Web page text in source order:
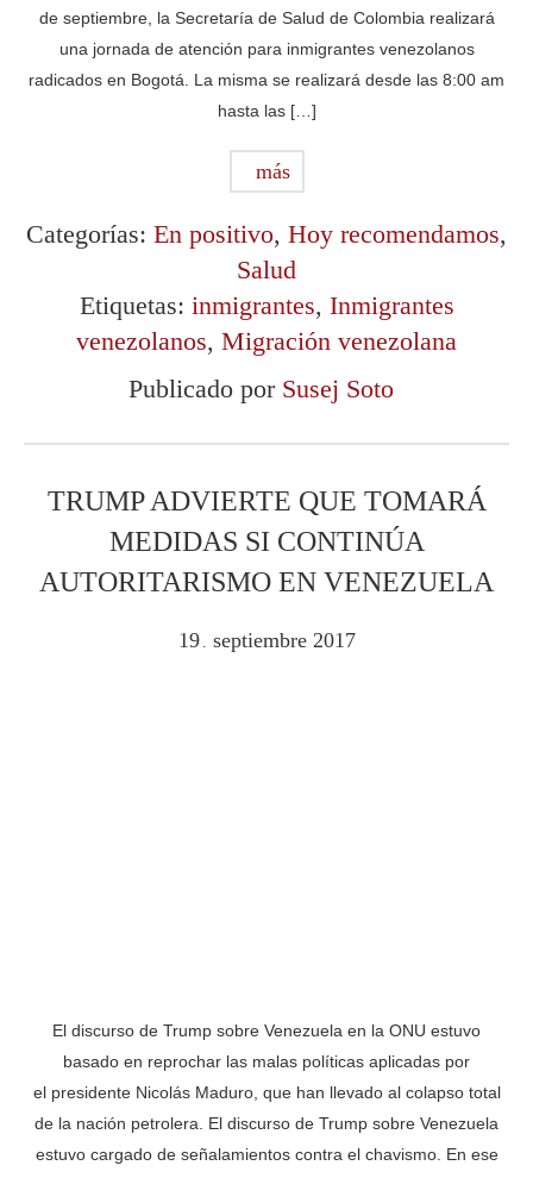
de septiembre, la Secretaría de Salud de Colombia realizará
una jornada de atención para inmigrantes venezolanos
radicados en Bogotá. La misma se realizará desde las 8:00 am
hasta las […]
más
Categorías: En positivo, Hoy recomendamos,
Salud
Etiquetas: inmigrantes, Inmigrantes
venezolanos, Migración venezolana
Publicado por Susej Soto
TRUMP ADVIERTE QUE TOMARÁ
MEDIDAS SI CONTINÚA
AUTORITARISMO EN VENEZUELA
19 septiembre 2017
El discurso de Trump sobre Venezuela en la ONU estuvo
basado en reprochar las malas políticas aplicadas por
el presidente Nicolás Maduro, que han llevado al colapso total
de la nación petrolera. El discurso de Trump sobre Venezuela
estuvo cargado de señalamientos contra el chavismo. En ese